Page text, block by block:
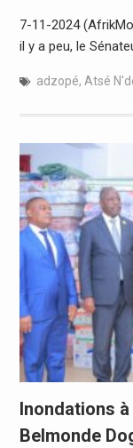
7-11-2024
il y a peu, le
adzopé, Atsé
Inondations
Belmonde